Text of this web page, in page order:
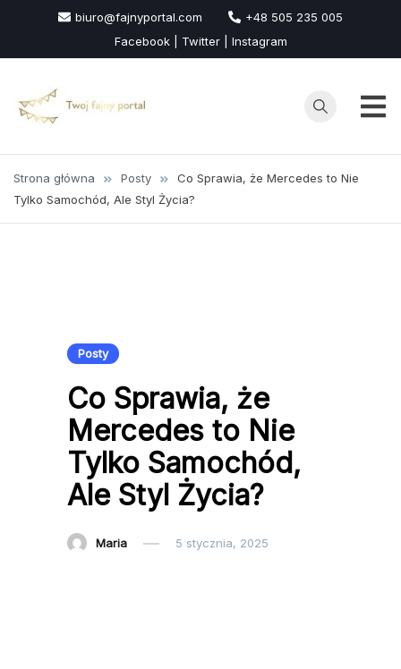
treści
biuro@fajnyportal.com
+48 505 235 005
Facebook | Twitter | Instagram
Strona główna Posty
Co Sprawia, że Mercedes to Nie
Tylko Samochód, Ale Styl Życia?
Posty
Co Sprawia, że
Mercedes to Nie
Tylko Samochód,
Ale Styl Życia?
Maria 5 stycznia, 2025